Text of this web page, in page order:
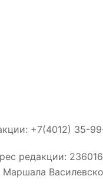
+7(4012) 35-
редакции:
Маршала